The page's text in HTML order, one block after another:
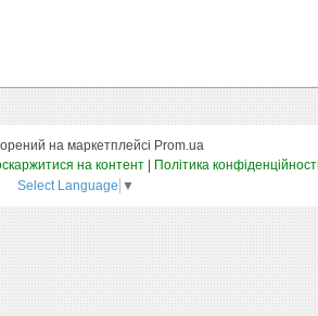
на маркетплейсі Prom.ua
на контент
Політика конфіденційності
Select Language ▼